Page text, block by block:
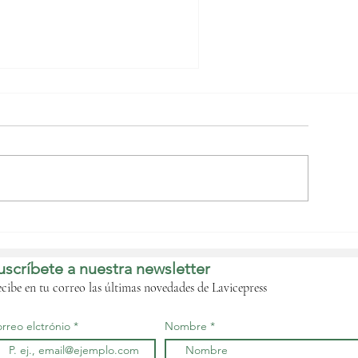
Comisión de la
acuerdan
jurídicos
a nuestra newsletter
en tu correo las últimas novedades de Lavicepress
elctrónio Nombre